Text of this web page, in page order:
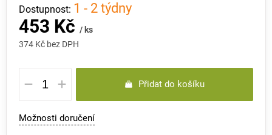
453 Kč / ks
374 Kč bez DPH
Měrná
cena:
1 - 2 týdny
Přidat do košíku
Možnosti doručení